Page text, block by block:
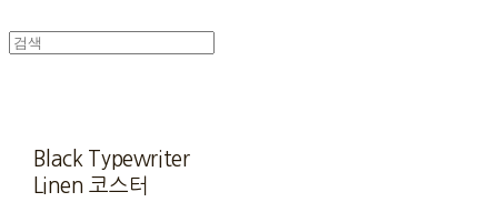
Black Typewriter
Linen 코스터